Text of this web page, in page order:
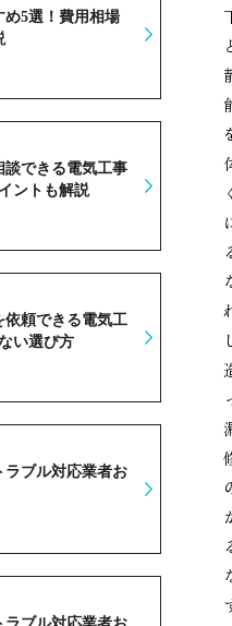
5選！費用相場
談できる電気工事
ントも解説
依頼できる電気工
い選び方
ラブル対応業者お